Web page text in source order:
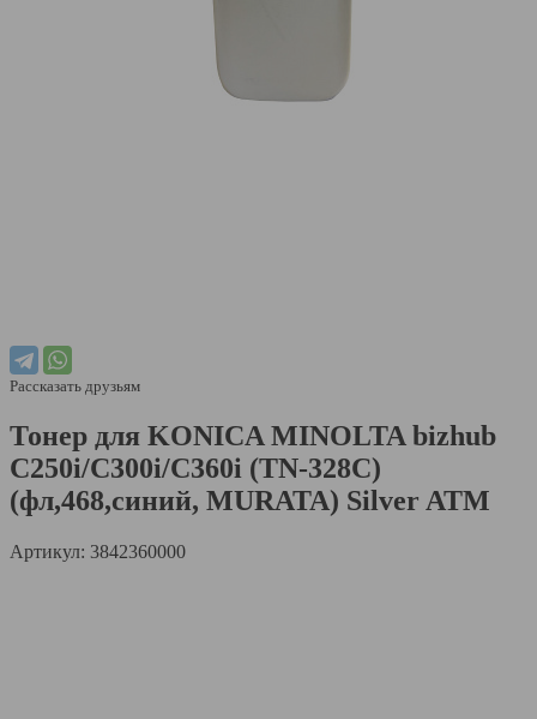
Рассказать друзьям
Тонер для KONICA MINOLTA bizhub
C250i/C300i/C360i (TN-328C)
(фл,468,синий, MURATA) Silver ATM
Артикул: 3842360000